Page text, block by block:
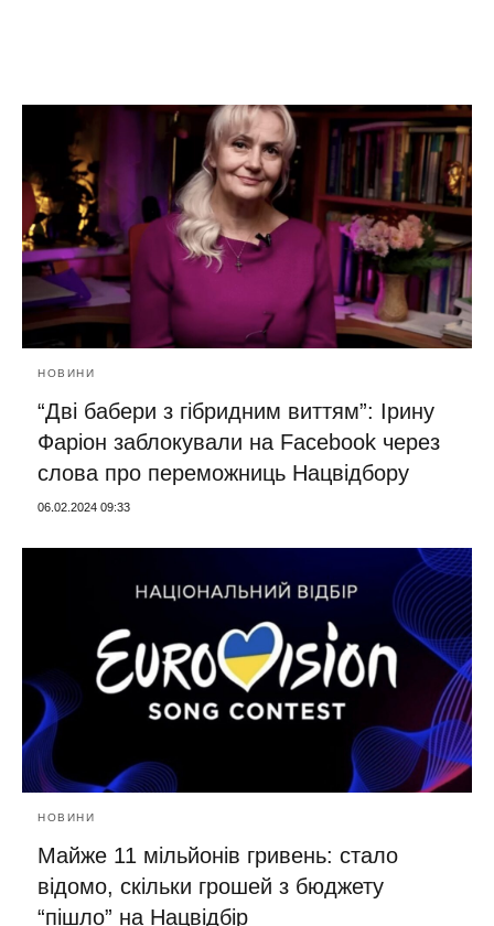
НОВИНИ
“Дві бабери з гібридним виттям”: Ірину
Фаріон заблокували на Facebook через
слова про переможниць Нацвідбору
06.02.2024 09:33
НОВИНИ
Майже 11 мільйонів гривень: стало
відомо, скільки грошей з бюджету
“пішло” на Нацвідбір